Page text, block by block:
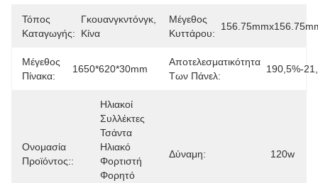
Τόπος
Καταγωγής:
Γκουανγκντόνγκ,
Κίνα
Μέγεθος
Κυττάρου:
Μέγεθος
Πίνακα:
1650*620*30mm
Αποτελεσματικότητα
Των Πάνελ:
190,5%-
Ονομασία
Προϊόντος::
Ηλιακοί
Συλλέκτες
Τσάντα
Ηλιακό
Φορτιστή
Φορητό
Δύναμη: 120w